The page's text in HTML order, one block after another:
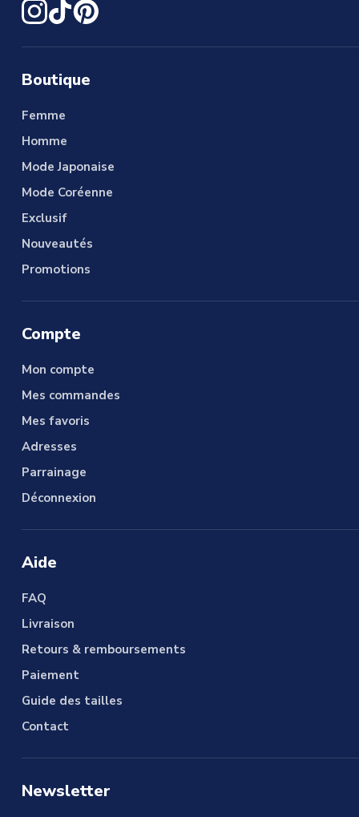
Boutique
Femme
Homme
Mode Japonaise
Mode Coréenne
Exclusif
Nouveautés
Promotions
Compte
Mon compte
Mes commandes
Mes favoris
Adresses
Parrainage
Déconnexion
Aide
FAQ
Livraison
Retours & remboursements
Paiement
Guide des tailles
Contact
Newsletter